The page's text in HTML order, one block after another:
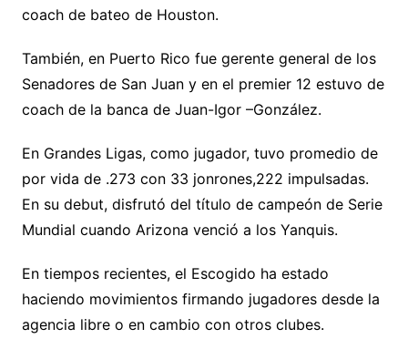
coach de bateo de Houston.
También, en Puerto Rico fue gerente general de los
Senadores de San Juan y en el premier 12 estuvo de
coach de la banca de Juan-Igor –González.
En Grandes Ligas, como jugador, tuvo promedio de
por vida de .273 con 33 jonrones,222 impulsadas.
En su debut, disfrutó del título de campeón de Serie
Mundial cuando Arizona venció a los Yanquis.
En tiempos recientes, el Escogido ha estado
haciendo movimientos firmando jugadores desde la
agencia libre o en cambio con otros clubes.